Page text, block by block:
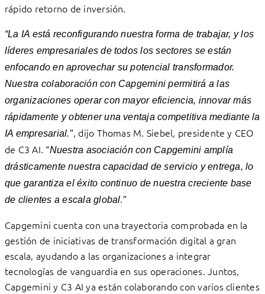
rápido retorno de inversión.
“La IA está reconfigurando nuestra forma de trabajar, y los
líderes empresariales de todos los sectores se están
enfocando en aprovechar su potencial transformador.
Nuestra colaboración con Capgemini permitirá a las
organizaciones operar con mayor eficiencia, innovar más
rápidamente y obtener una ventaja competitiva mediante la
IA empresarial.”, dijo Thomas M. Siebel, presidente y CEO
de C3 AI. “Nuestra asociación con Capgemini amplía
drásticamente nuestra capacidad de servicio y entrega, lo
que garantiza el éxito continuo de nuestra creciente base
de clientes a escala global.”
Capgemini cuenta con una trayectoria comprobada en la
gestión de iniciativas de transformación digital a gran
escala, ayudando a las organizaciones a integrar
tecnologías de vanguardia en sus operaciones. Juntos,
Capgemini y C3 AI ya están colaborando con varios clientes